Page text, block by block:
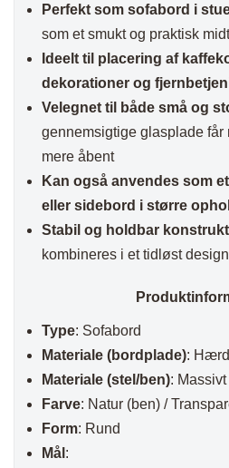
Perfekt som sofabord i
som et smukt og praktisk
Ideelt til placering af
dekorationer og
Velegnet til både små og
gennemsigtige glasplade får
mere åbent
Kan også anvendes som
eller sidebord i større
Stabil og holdbar
kombineres i et tidløst design
Type: Sofabord
Materiale (bordplade):
Materiale (stel/ben):
Farve: Natur (ben) /
Form: Rund
Mål :